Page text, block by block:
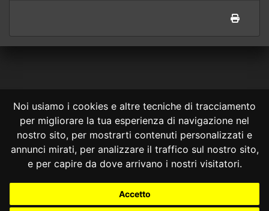
Noi usiamo i cookies e altre tecniche di tracciamento
per migliorare la tua esperienza di navigazione nel
nostro sito, per mostrarti contenuti personalizzati e
annunci mirati, per analizzare il traffico sul nostro sito,
e per capire da dove arrivano i nostri visitatori.
Accetto
CONSULTA ONLINE DAL 1995 -NOTE LEGALI
Consulta OnLine non ha prodotto e non è responsabile per i contenuti e
le informazioni legali di siti collegati.
costituisce una relazione di consulenza legale.
Nessuno deve confidare o agire in base alle informazioni disponibili in